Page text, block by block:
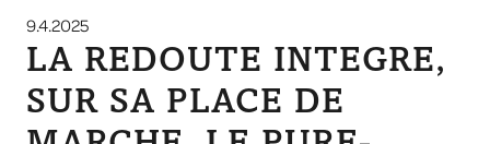
9.4.2025
LA REDOUTE INTEGRE,
SUR SA PLACE DE